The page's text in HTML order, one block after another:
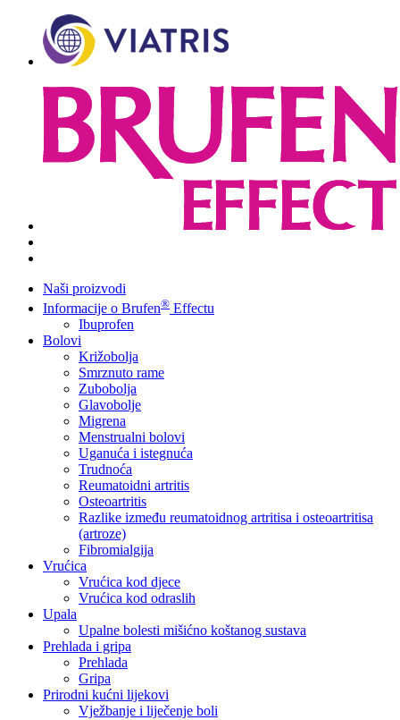
Naši proizvodi
Informacije o Brufen® Effectu
Ibuprofen
Bolovi
Križobolja
Smrznuto rame
Zubobolja
Glavobolje
Migrena
Menstrualni bolovi
Uganuća i istegnuća
Trudnoća
Reumatoidni artritis
Osteoartritis
Razlike između reumatoidnog artritisa i osteoartritisa
(artroze)
Fibromialgija
Vrućica
Vrućica kod djece
Vrućica kod odraslih
Upala
Upalne bolesti mišićno koštanog sustava
Prehlada i gripa
Prehlada
Gripa
Prirodni kućni lijekovi
Vježbanje i liječenje boli